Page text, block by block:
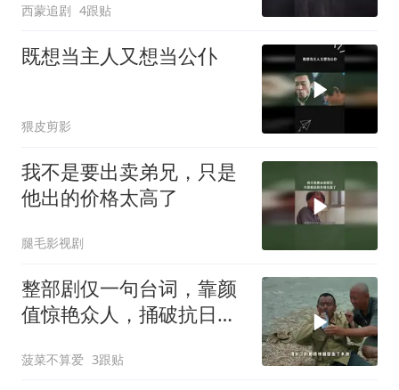
西蒙追剧 4跟贴
既想当主人又想当公仆
猥皮剪影
我不是要出卖弟兄，只是
他出的价格太高了
腿毛影视剧
整部剧仅一句台词，靠颜
值惊艳众人，捅破抗日喜
菠菜不算爱 3跟贴